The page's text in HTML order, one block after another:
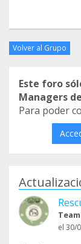
Volver al Grupo
Este foro
Managers
Para poder
el 30/